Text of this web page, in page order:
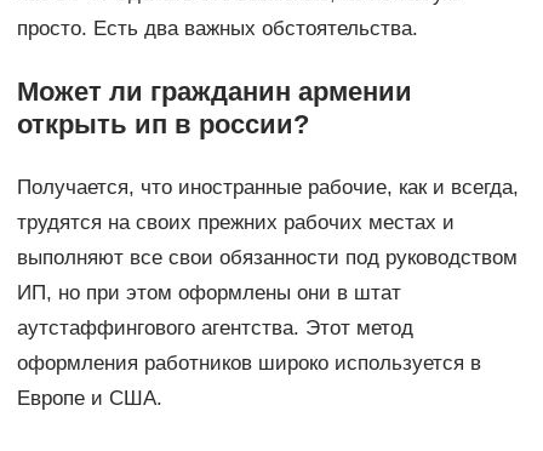
просто. Есть два важных обстоятельства.
Может ли гражданин армении
открыть ип в россии?
Получается, что иностранные рабочие, как и всегда,
трудятся на своих прежних рабочих местах и
выполняют все свои обязанности под руководством
ИП, но при этом оформлены они в штат
аутстаффингового агентства. Этот метод
оформления работников широко используется в
Европе и США.